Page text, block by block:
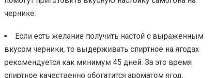
чернике:
Если есть желание получить настой с выраженным
вкусом черники, то выдерживать спиртное на ягодах
рекомендуется как минимум 45 дней. За это время
спиртное качественно обогатится ароматом ягод.